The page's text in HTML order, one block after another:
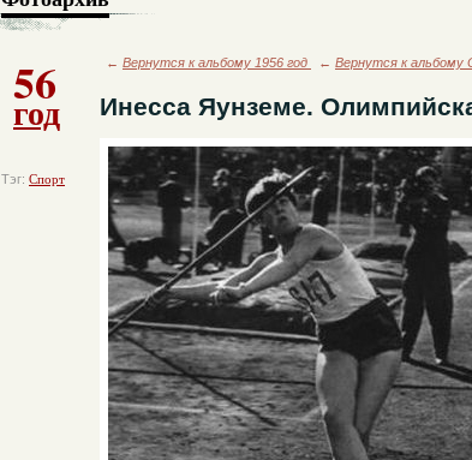
56
год
Тэг: Спорт
← Вернутся к альбому 1956 год ← Вернутся к альбому
Инесса Яунземе.